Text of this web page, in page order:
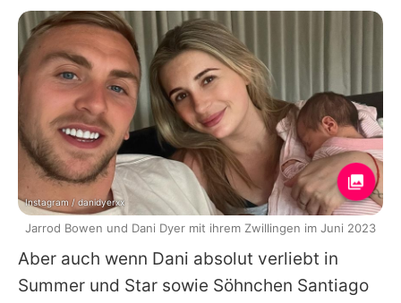
Aber auch wenn Dani absolut verliebt in
Summer und Star sowie Söhnchen Santiago
Instagram / danidyerxx
Jarrod Bowen und Dani Dyer mit ihrem Zwillingen im Juni 2023